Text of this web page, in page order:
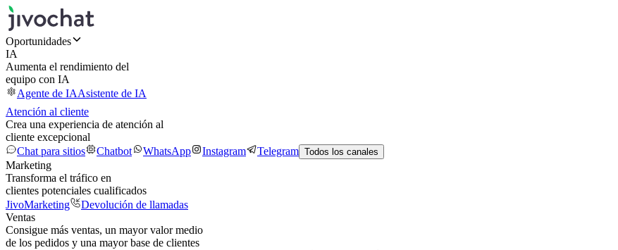
Oportunidades
IA
Aumenta el rendimiento del
equipo con IA
Agente de IAAsistente de IA
Atención al cliente
Crea una experiencia de atención al
cliente excepcional
Chat para sitios
Chatbot WhatsApp Instagram Telegram Todos los canales
Marketing
Transforma el tráfico en
clientes potenciales cualificados
JivoMarketing
Devolución de llamadas
Ventas
Consigue más ventas, un mayor valor medio
de los pedidos y una mayor base de clientes